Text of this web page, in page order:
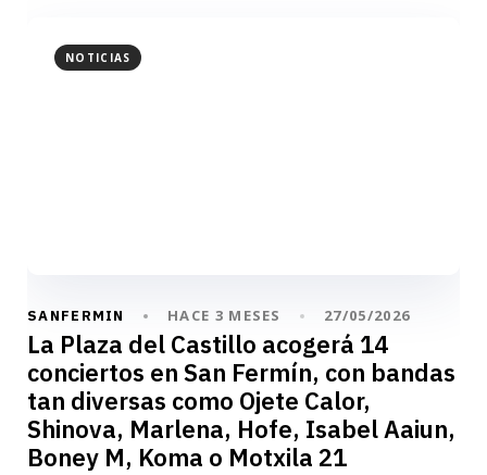
NOTICIAS
SANFERMIN HACE 3 MESES 27/05/2026
La Plaza del Castillo acogerá 14
conciertos en San Fermín, con bandas
tan diversas como Ojete Calor,
Shinova, Marlena, Hofe, Isabel Aaiun,
Boney M, Koma o Motxila 21